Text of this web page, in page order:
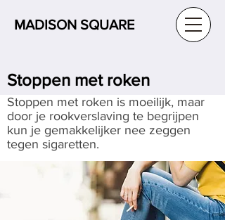
MADISON SQUARE
Stoppen met roken
Stoppen met roken is moeilijk, maar
door je rookverslaving te begrijpen
kun je gemakkelijker nee zeggen
tegen sigaretten.